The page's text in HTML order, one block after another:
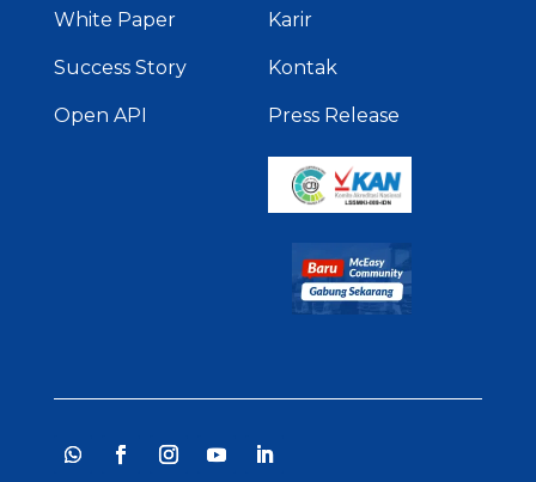
White Paper
Success Story
Open API
Karir
Kontak
Press Release